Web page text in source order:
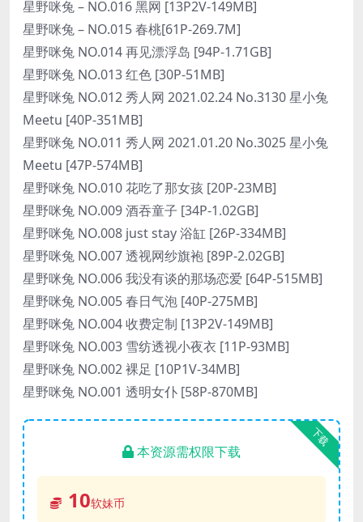
星野咪兔 – NO.016 黑网 [13P2V-149MB]
星野咪兔 – NO.015 春桃[61P-269.7M]
星野咪兔 NO.014 再见漂浮岛 [94P-1.71GB]
星野咪兔 NO.013 红色 [30P-51MB]
星野咪兔 NO.012 秀人网 2021.02.24 No.3130 星小兔
Meetu [40P-351MB]
星野咪兔 NO.011 秀人网 2021.01.20 No.3025 星小兔
Meetu [47P-574MB]
星野咪兔 NO.010 花吃了那女孩 [20P-23MB]
星野咪兔 NO.009 酒吞童子 [34P-1.02GB]
星野咪兔 NO.008 just stay 浴缸 [26P-334MB]
星野咪兔 NO.007 透视网纱旗袍 [89P-2.02GB]
星野咪兔 NO.006 我没有谈的那场恋爱 [64P-515MB]
星野咪兔 NO.005 春日气泡 [40P-275MB]
星野咪兔 NO.004 收费定制 [13P2V-149MB]
星野咪兔 NO.003 雪纺透视小夜衣 [11P-93MB]
星野咪兔 NO.002 裸足 [10P1V-34MB]
星野咪兔 NO.001 透明女仆 [58P-870MB]
下载
本资源需权限下载
10软妹币